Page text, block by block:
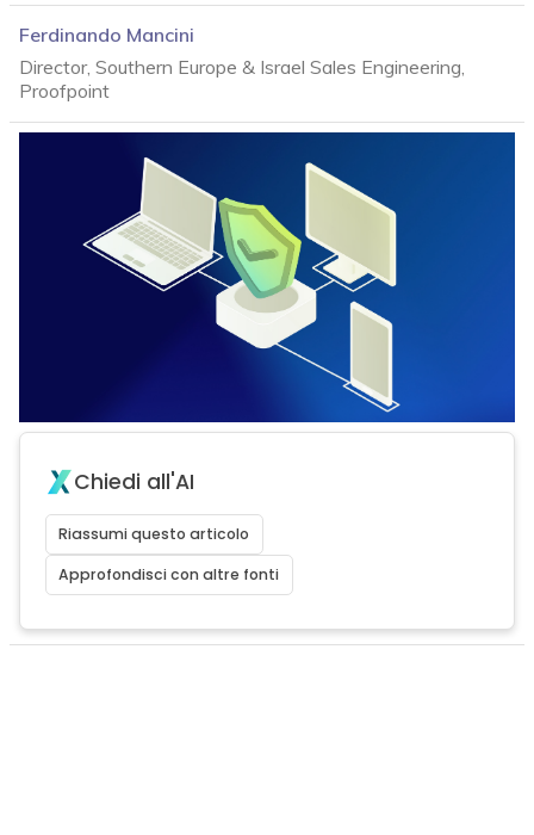
Ferdinando Mancini
Director, Southern Europe & Israel Sales Engineering,
Proofpoint
Chiedi all'AI
Riassumi questo articolo
Approfondisci con altre fonti